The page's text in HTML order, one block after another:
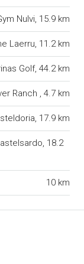
Nulvi, 15.9 km
Laerru, 11.2 km
Golf, 44.2 km
Ranch , 4.7 km
17.9 km
18.2
10 km